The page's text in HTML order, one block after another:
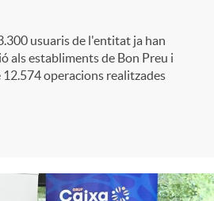
usuaris de l'entitat ja han
als establiments de Bon Preu i
12.574 operacions realitzades